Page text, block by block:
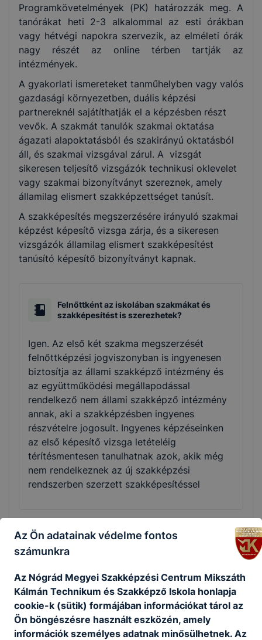
Programkövetelmények (PK) határozzák meg. A
tanórákat heti 2-3 alkalommal az esti órákban
vagy hétvégi napokra szervezik, az elméleti órák
nagy részét az online térben tartják az
intézmények.
A gyakorlati ismereteket tanműhelyben vagy valós
gazdasági környezetben, duális képzési
partnereknél sajátíthatják el a képzésben részt
vevők. A szakmát tanulók szakmai oktatása
ágazati alapoktatásból és szakirányú oktatásból
áll, és szakmai vizsgával zárul. A vizsgát
sikeresen teljesítő vizsgázók technikusi oklevelet
vagy szakmai bizonyítványt szereznek, amely
államilag elismert szakképzettséget tanúsít.
A szakképesítés megszerzésére irányuló szakmai
képzést képesítő vizsga zárja, és a sikeresen
vizsgázók államilag elismert szakképesítést
tanúsító képesítő bizonyítványt kapnak.
Felnőttként az iskolában szakmákat és
szakképesítést is szerezhetek?
Igen. Az első két szakma megszerzését
felnőttképzési jogviszonyban is ingyenesen
biztosítja az állami szakképző intézmény és
az együttműködési megállapodással
rendelkező nem állami szakképző intézmény
annak, aki a szakképzésben ingyenes
részvételre jogosult. Ingyenes képzéseinken
az első képesítő vizsga letételéig
térítésmentesen tanulhatnak azok, akik még
nem rendelkeznek az új szakképzési
rendszerben szerzett szakképesítéssel
Munka mellett is tudok szakmát vagy
államilag elismert szakképesítést szerezni?
Az iskolák a felnőttek számára mind a
szakmai oktatást, mind a szakmai képzést
rugalmasan, akár munka mellett, rövid idő
alatt szervezik meg, gyakran az esti órákban,
Az Ön adatainak védelme fontos
számunkra
Az Nógrád Megyei Szakképzési Centrum Mikszáth
Kálmán Technikum és Szakképző Iskola honlapja
cookie-k (sütik) formájában információkat tárol az
Ön böngészésre használt eszközén, amely
információk személyes adatnak minősülhetnek. Az